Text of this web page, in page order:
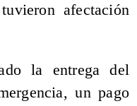
afectación
la entrega del
un pago